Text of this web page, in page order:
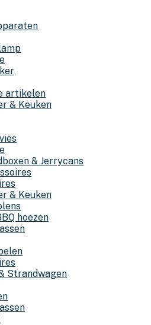
artikelen
& Keuken
& Jerrycans
& Keuken
hoezen
Strandwagen